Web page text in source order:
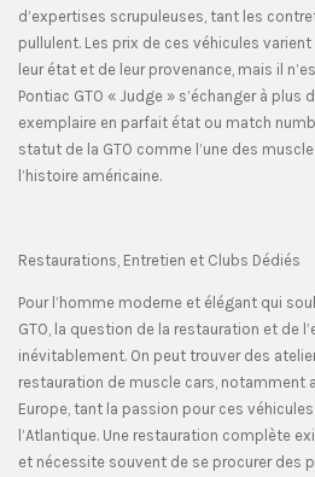
d’expertises scrupuleuses, tant les
pullulent. Les prix de ces véhicules
leur état et de leur provenance, mais il
Pontiac GTO « Judge » s’échanger à plus
exemplaire en parfait état ou match
statut de la GTO comme l’une des
l’histoire américaine.
Restaurations, Entretien et Clubs Dédiés
Pour l’homme moderne et élégant qui
GTO, la question de la restauration et de
inévitablement. On peut trouver des
restauration de muscle cars, notamment
Europe, tant la passion pour ces
l’Atlantique. Une restauration complète
et nécessite souvent de se procurer des